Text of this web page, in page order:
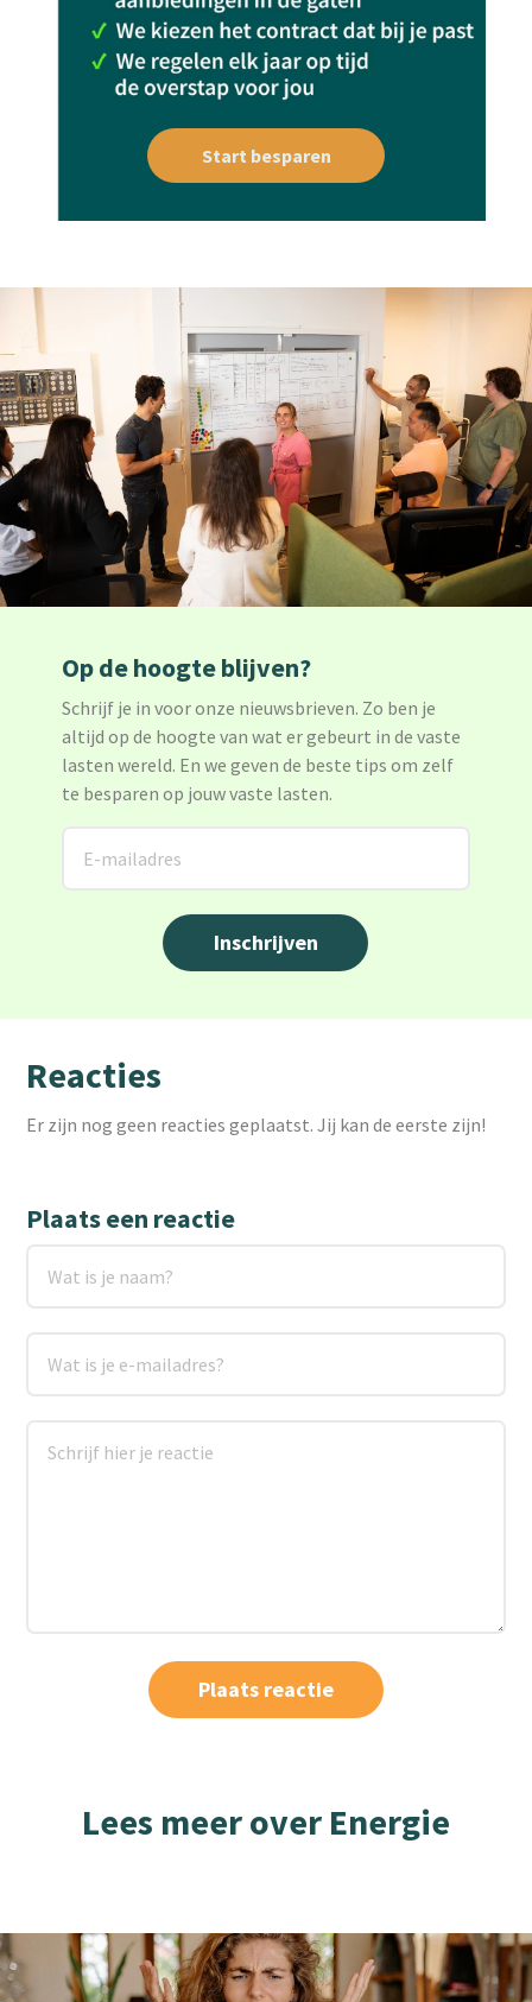
Start besparen
Op de hoogte blijven?
Schrijf je in voor onze nieuwsbrieven. Zo ben je
altijd op de hoogte van wat er gebeurt in de vaste
lasten wereld. En we geven de beste tips om zelf
te besparen op jouw vaste lasten.
Reacties
Er zijn nog geen reacties geplaatst. Jij kan de eerste zijn!
Plaats een reactie
Lees meer over Energie